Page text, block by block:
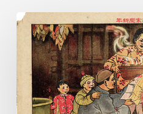
House